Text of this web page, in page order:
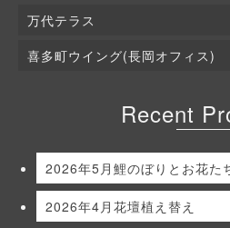
万代テラス
喜多町ウイング(長岡オフィス)
Recent
2026年5月鯉のぼりとお花た
2026年4月花壇植え替え